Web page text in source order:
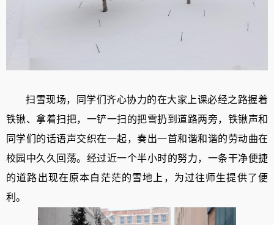
扫雪现场，同学们齐心协力的在大家上课必经之路握着
铁锹、拿着扫把，一铲一扫的把雪扔到道路两旁，铁锹声和
同学们的话语声交织在一起，奏出一首和谐和谐的劳动曲在
校园中久久回荡。经过近一个半小时的努力，一条干净便捷
的道路出现在原本白茫茫的雪地上，为过往师生提供了便
利。